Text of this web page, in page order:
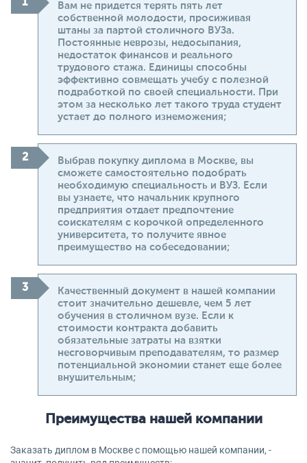
Вам не придется терять пять лет
собственной молодости, просиживая
штаны за партой столичного ВУЗа.
Постоянные неврозы, недосыпания,
недостаток финансов и реального
трудового стажа. Единицы способны
эффективно совмещать учебу с полезной
подработкой по своей специальности. При
этом за несколько лет такого труда студент
устает до полного изнеможения;
Выбрав покупку диплома в Москве, вы
сможете самостоятельно подобрать
необходимую специальность и ВУЗ. Если
вы узнаете, что начальник крупного
предприятия отдает предпочтение
соискателям с корочкой определенного
университета, то получите явное
преимущество на собеседовании;
Качественный документ в нашей компании
стоит значительно дешевле, чем 5 лет
обучения в столичном вузе. Если к
стоимости контракта добавить
обязательные затраты на взятки
несговорчивым преподавателям, то размер
потенциальной экономии станет еще более
внушительным;
Преимущества нашей компании
Заказать диплом в Москве с помощью нашей компании, -